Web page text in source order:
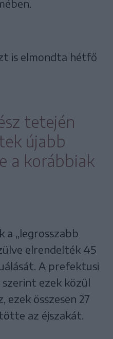
is elmondta hétfő
tetején
újabb
a korábbiak
a „legrosszabb
elrendelték 45
A prefektusi
ezek közül
ezek összesen 27
az éjszakát.